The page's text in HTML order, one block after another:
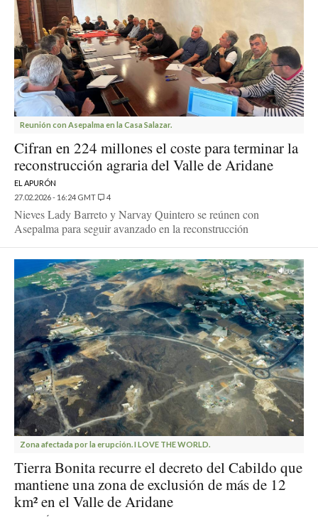
Reunión con Asepalma en la Casa Salazar.
Cifran en 224 millones el coste para terminar la
reconstrucción agraria del Valle de Aridane
EL APURÓN
27.02.2026 - 16:24 GMT
4
Nieves Lady Barreto y Narvay Quintero se reúnen con
Asepalma para seguir avanzado en la reconstrucción
Zona afectada por la erupción. I LOVE THE WORLD.
Tierra Bonita recurre el decreto del Cabildo que
mantiene una zona de exclusión de más de 12
km² en el Valle de Aridane